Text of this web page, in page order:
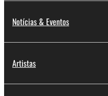
Notícias & Eventos
Artistas